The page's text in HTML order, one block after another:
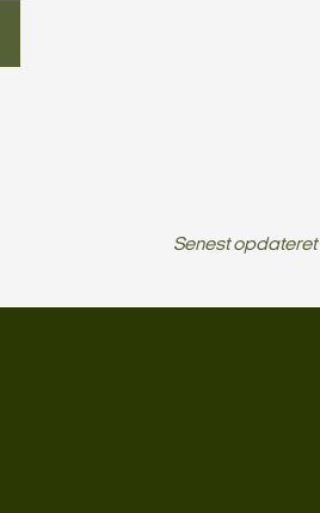
Senest opdateret